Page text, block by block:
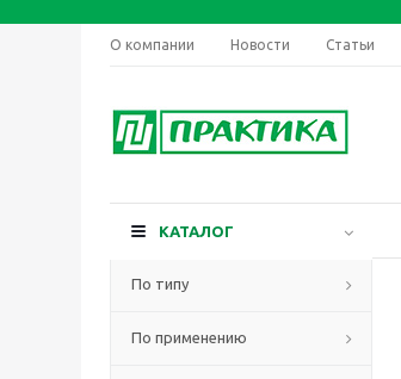
О компании Новости Статьи
КАТАЛОГ
По типу
По применению